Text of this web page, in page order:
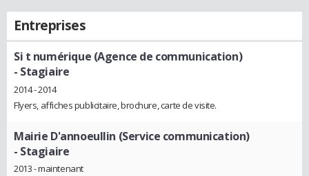
Entreprises
Si t numérique (Agence de communication)
- Stagiaire
2014 - 2014
Flyers, affiches publicitaire, brochure, carte de visite.
Mairie D'annoeullin (Service communication)
- Stagiaire
2013 - maintenant